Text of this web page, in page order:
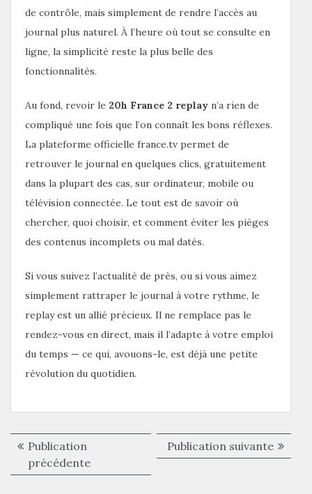
de contrôle, mais simplement de rendre l’accès au
journal plus naturel. À l’heure où tout se consulte en
ligne, la simplicité reste la plus belle des
fonctionnalités.
Au fond, revoir le 20h France 2 replay n’a rien de
compliqué une fois que l’on connaît les bons réflexes.
La plateforme officielle france.tv permet de
retrouver le journal en quelques clics, gratuitement
dans la plupart des cas, sur ordinateur, mobile ou
télévision connectée. Le tout est de savoir où
chercher, quoi choisir, et comment éviter les pièges
des contenus incomplets ou mal datés.
Si vous suivez l’actualité de près, ou si vous aimez
simplement rattraper le journal à votre rythme, le
replay est un allié précieux. Il ne remplace pas le
rendez-vous en direct, mais il l’adapte à votre emploi
du temps — ce qui, avouons-le, est déjà une petite
révolution du quotidien.
Navigation
de
Publication
précédentePublication
précédente :
Publication suivante